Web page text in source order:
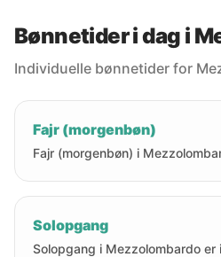
Bønnetider i dag i
Individuelle bønnetider for
Fajr (morgenbøn)
Fajr (morgenbøn) i
Solopgang
Solopgang i Mezzolombardo